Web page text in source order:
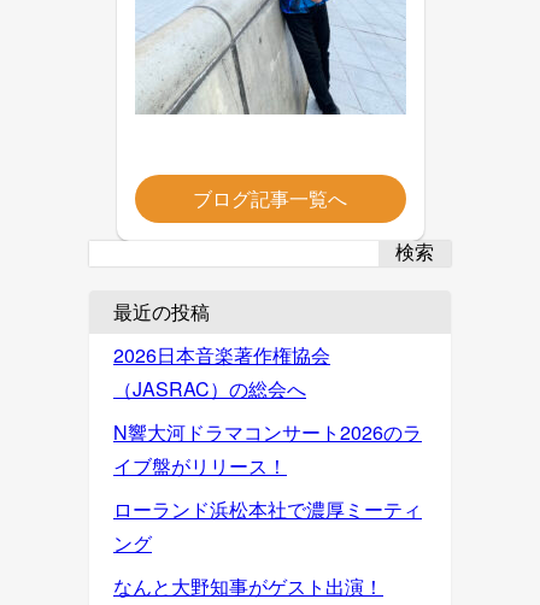
ブログ記事一覧へ
検索
最近の投稿
2026日本音楽著作権協会
（JASRAC）の総会へ
N響大河ドラマコンサート2026のラ
イブ盤がリリース！
ローランド浜松本社で濃厚ミーティ
ング
なんと大野知事がゲスト出演！